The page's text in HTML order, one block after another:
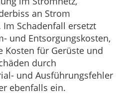
an Strom
Schadenfall ersetzt
und Entsorgungskosten,
Kosten für Gerüste und
durch
und Ausführungsfehler
ebenfalls ein.